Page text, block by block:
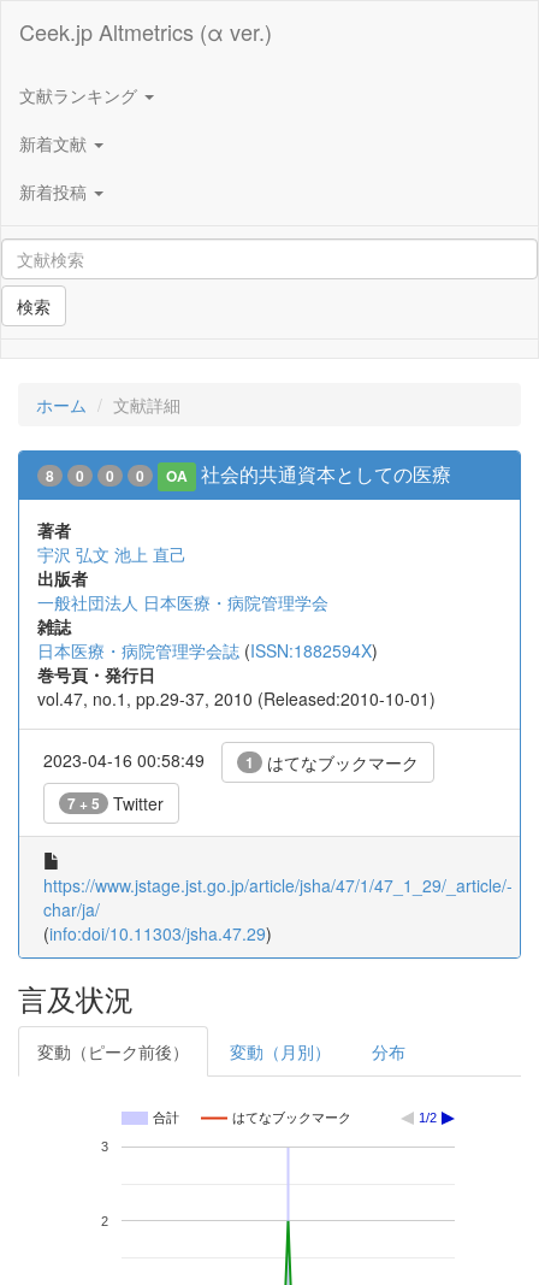
Ceek.jp Altmetrics (α ver.)
文献ランキング
新着文献
新着投稿
検索
ホーム 文献詳細
8 0 0 0 OA 社会的共通資本としての医療
著者
宇沢 弘文 池上 直己
出版者
一般社団法人 日本医療・病院管理学会
雑誌
日本医療・病院管理学会誌 (ISSN:1882594X)
巻号頁・発行日
vol.47, no.1, pp.29-37, 2010 (Released:2010-10-01)
2023-04-16 00:58:49 1 はてなブックマーク
7 + 5 Twitter
https://www.jstage.jst.go.jp/article/jsha/47/1/47_1_29/_article/-
char/ja/
(info:doi/10.11303/jsha.47.29)
言及状況
変動（ピーク前後） 変動（月別） 分布
合計 はてなブックマーク 1/2
2
3